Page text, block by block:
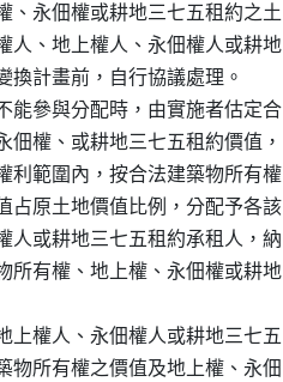
、永佃權或耕地三七五租約之土
人、地上權人、永佃權人或耕地
換計畫前，自行協議處理。
能參與分配時，由實施者估定合
佃權、或耕地三七五租約價值，
利範圍內，按合法建築物所有權
占原土地價值比例，分配予各該
人或耕地三七五租約承租人，納
所有權、地上權、永佃權或耕地
上權人、永佃權人或耕地三七五
物所有權之價值及地上權、永佃